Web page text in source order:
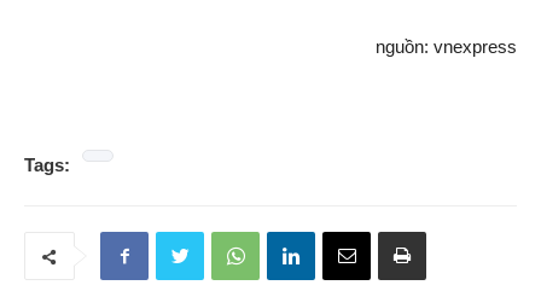
nguồn: vnexpress
Tags: